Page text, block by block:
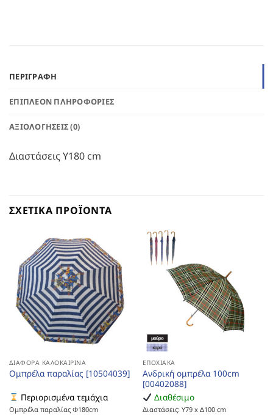
ΠΕΡΙΓΡΑΦΉ
ΕΠΙΠΛΈΟΝ ΠΛΗΡΟΦΟΡΊΕΣ
ΑΞΙΟΛΟΓΉΣΕΙΣ (0)
Διαστάσεις Υ180 cm
ΣΧΕΤΙΚΆ ΠΡΟΪΌΝΤΑ
ΔΙΆΦΟΡΑ ΚΑΛΟΚΑΙΡΙΝΆ
Ομπρέλα παραλίας [10504039]
Περιορισμένα τεμάχια
Ομπρέλα παραλίας Φ180cm
ΕΠΟΧΙΑΚΆ
Ανδρική ομπρέλα 100cm
[00402088]
Διαθέσιμο
Διαστάσεις: Υ79 x Δ100 cm